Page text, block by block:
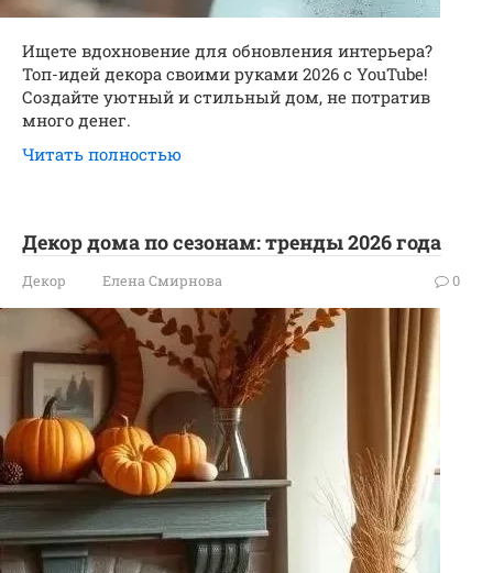
Ищете вдохновение для обновления интерьера?
Топ-идей декора своими руками 2026 с YouTube!
Создайте уютный и стильный дом, не потратив
много денег.
Читать полностью
Декор дома по сезонам: тренды 2026 года
Декор Елена Смирнова 0